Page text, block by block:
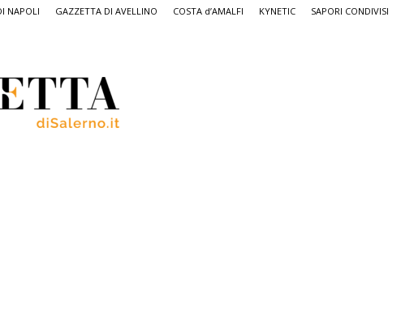
NAPOLI GAZZETTA DI AVELLINO COSTA d’AMALFI KYNETIC SAPORI CONDIVISI
Salerno,
quotidiano